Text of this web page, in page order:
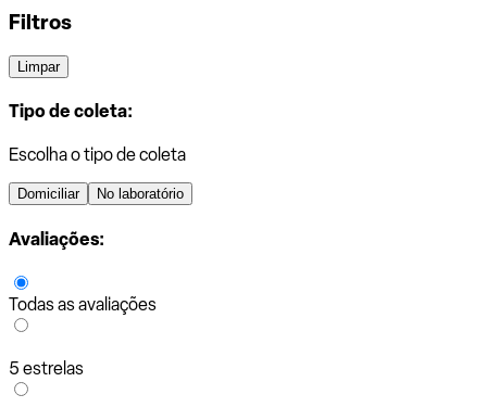
Filtros
Limpar
Tipo de coleta:
Escolha o tipo de coleta
Domiciliar No laboratório
Avaliações:
Todas as avaliações
5 estrelas